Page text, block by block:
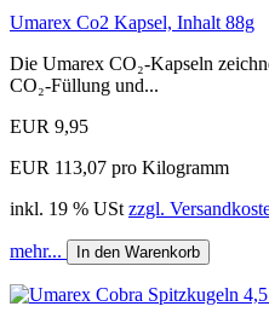
Umarex Co2 Kapsel, Inhalt 88g
Die Umarex CO₂-Kapseln
CO₂-Füllung und...
EUR 9,95
EUR 113,07 pro Kilogramm
inkl. 19 % USt zzgl.
mehr... In den Warenkorb